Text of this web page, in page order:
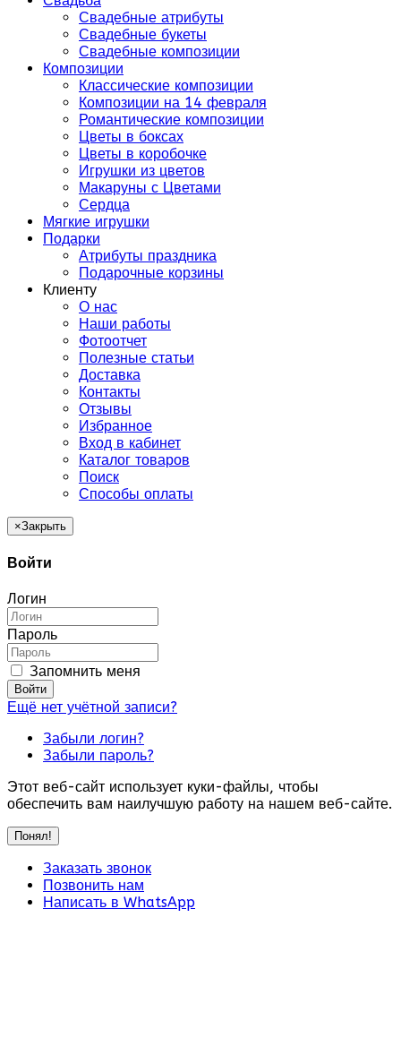
Свадебные атрибуты
Свадебные букеты
Свадебные композиции
Композиции
Классические композиции
Композиции на 14 февраля
Романтические композиции
Цветы в боксах
Цветы в коробочке
Игрушки из цветов
Макаруны с Цветами
Сердца
Мягкие игрушки
Подарки
Атрибуты праздника
Подарочные корзины
Клиенту
О нас
Наши работы
Фотоотчет
Полезные статьи
Доставка
Контакты
Отзывы
Избранное
Вход в кабинет
Каталог товаров
Поиск
Способы оплаты
×Закрыть
Войти
Логин
Пароль
Запомнить меня
Войти
Ещё нет учётной записи?
Забыли логин?
Забыли пароль?
Этот веб-сайт использует куки-файлы, чтобы
обеспечить вам наилучшую работу на нашем веб-сайте.
Понял!
Заказать звонок
Позвонить нам
Написать в WhatsApp